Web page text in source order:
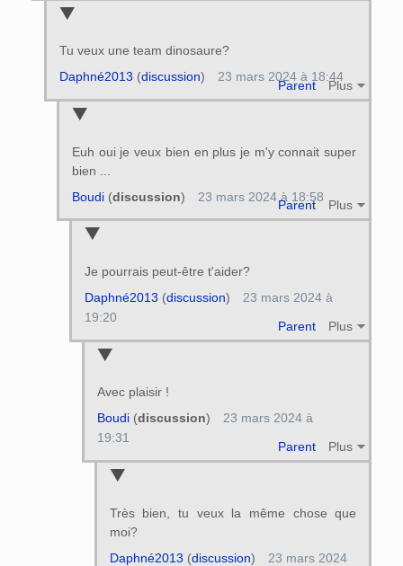
Tu veux une team dinosaure?
Parent Plus
Daphné2013 (discussion) 23 mars 2024 à 18:44
Euh oui je veux bien en plus je m'y connait super
bien ...
Parent Plus
Boudi(discussion) 23 mars 2024 à 18:58
Je pourrais peut-être t'aider?
Parent Plus
Daphné2013 (discussion)
23 mars 2024 à
19:20
Avec plaisir !
Parent Plus
Boudi(discussion)
23 mars 2024 à
19:31
Très bien, tu veux la même chose que
moi?
Daphné2013 (discussion)
23 mars 2024